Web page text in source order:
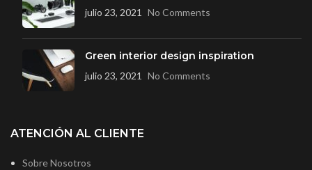
julio 23, 2021 No Comments
Green interior design inspiration
julio 23, 2021 No Comments
ATENCIÓN AL CLIENTE
Sobre Nosotros